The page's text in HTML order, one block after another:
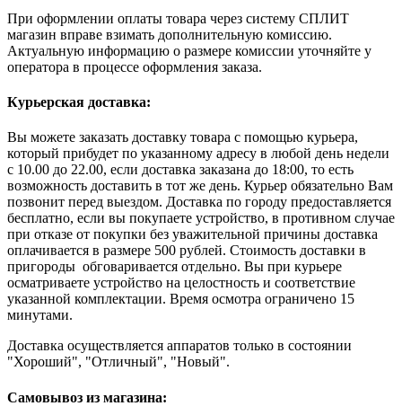
При оформлении оплаты товара через систему СПЛИТ
магазин вправе взимать дополнительную комиссию.
Актуальную информацию о размере комиссии уточняйте у
оператора в процессе оформления заказа.
Курьерская доставка:
Вы можете заказать доставку товара с помощью курьера,
который прибудет по указанному адресу в любой день недели
с 10.00 до 22.00, если доставка заказана до 18:00, то есть
возможность доставить в тот же день. Курьер обязательно Вам
позвонит перед выездом. Доставка по городу предоставляется
бесплатно, если вы покупаете устройство, в противном случае
при отказе от покупки без уважительной причины доставка
оплачивается в размере 500 рублей. Стоимость доставки в
пригороды обговаривается отдельно. Вы при курьере
осматриваете устройство на целостность и соответствие
указанной комплектации. Время осмотра ограничено 15
минутами.
Доставка осуществляется аппаратов только в состоянии
"Хороший", "Отличный", "Новый".
Самовывоз из магазина: